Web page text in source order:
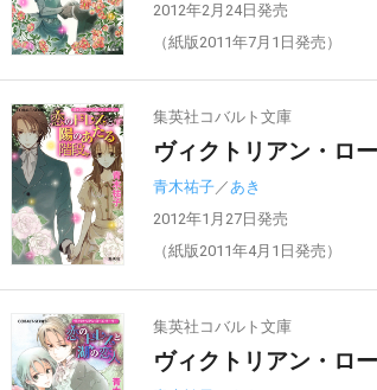
2012年2月24日発売
（紙版2011年7月1日発売）
集英社コバルト文庫
ヴィクトリアン・ロ
青木祐子／あき
2012年1月27日発売
（紙版2011年4月1日発売）
集英社コバルト文庫
ヴィクトリアン・ロ